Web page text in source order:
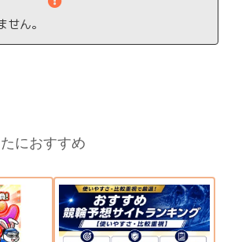
ん。
におすすめ